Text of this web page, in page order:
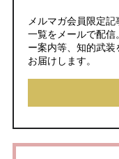
メルマガ会員限定
一覧をメールで配信
ー案内等、知的武
お届けします。